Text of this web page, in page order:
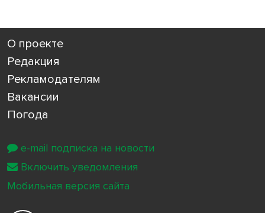
О проекте
Редакция
Рекламодателям
Вакансии
Погода
e-mail подписка на новости
Включить уведомления
Мобильная версия сайта